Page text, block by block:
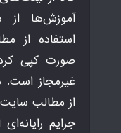
آموزش‌ها از
استفاده از
صورت کپی
غیرمجاز
از مطالب سایت
جرایم